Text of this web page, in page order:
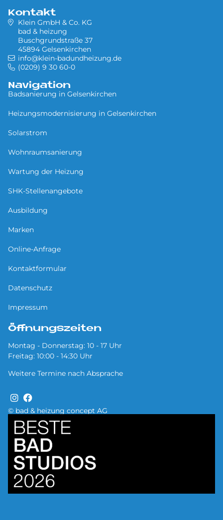
© bad & heizung concept AG
Kontakt
Klein GmbH & Co. KG
bad & heizung
Buschgrundstraße 37
45894 Gelsenkirchen
info@klein-badundheizung.de
(0209) 9 30 60-0
Navigation
Badsanierung in Gel­sen­kir­chen
Heizungsmodernisierung in Gel­sen­kir­chen
Solarstrom
Wohnraumsanierung
Wartung der Heizung
SHK-Stellenangebote
Ausbildung
Marken
Online-Anfrage
Kontaktformular
Datenschutz
Impressum
Öffnungszeiten
Montag - Donnerstag: 10 - 17 Uhr
Freitag: 10:00 - 14:30 Uhr
Weitere Termine nach Absprache